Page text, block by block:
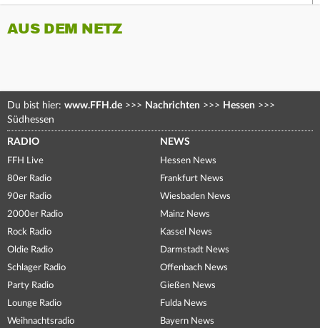
AUS DEM NETZ
Du bist hier: www.FFH.de >>> Nachrichten >>> Hessen >>>
Südhessen
RADIO
FFH Live
80er Radio
90er Radio
2000er Radio
Rock Radio
Oldie Radio
Schlager Radio
Party Radio
Lounge Radio
Weihnachtsradio
NEWS
Hessen News
Frankfurt News
Wiesbaden News
Mainz News
Kassel News
Darmstadt News
Offenbach News
Gießen News
Fulda News
Bayern News